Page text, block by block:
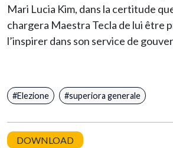
Mari Lucia Kim, dans la certitude
chargera Maestra Tecla de lui être
l’inspirer dans son service de
Elezione superiora generale